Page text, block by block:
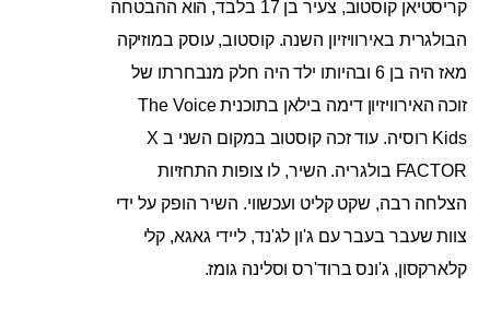
קריסטיאן קוסטוב, צעיר בן 17 בלבד, הוא ההבטחה
הבולגרית באירוויזיון השנה. קוסטוב, עוסק במוזיקה
מאז היה בן 6 ובהיותו ילד היה חלק מנבחרתו של
זוכה האירוויזיון דימה בילאן בתוכנית The Voice
Kids רוסיה. עוד זכה קוסטוב במקום השני ב X
FACTOR בולגריה. השיר, לו צופות התחזיות
הצלחה רבה, שקט קליט ועכשווי. השיר הופק על ידי
צוות שעבר בעבר עם ג'ון לג'נד, ליידי גאגא, קלי
קלארקסון, ג'ונס ברוד'רס וסלינה גומז.